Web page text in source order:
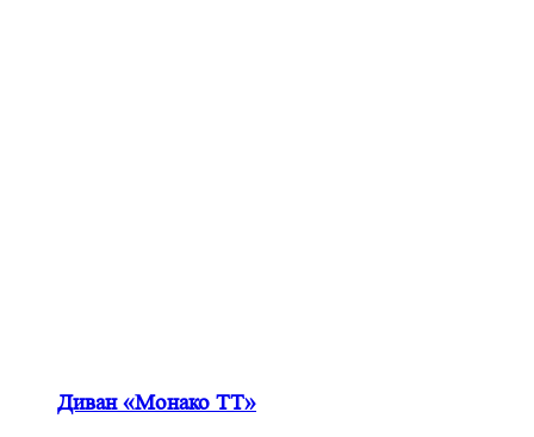
Диван «Монако ТТ»